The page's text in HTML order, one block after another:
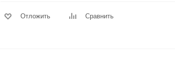
Отложить Сравнить